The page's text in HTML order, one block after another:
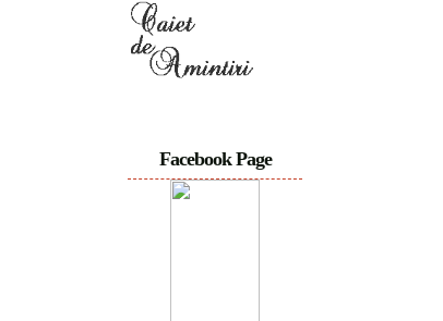
Facebook Page